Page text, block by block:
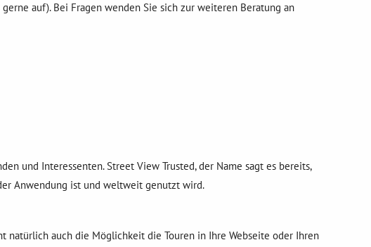
auf). Bei Fragen wenden Sie sich zur weiteren Beratung an
und Interessenten. Street View Trusted, der Name sagt es bereits,
Anwendung ist und weltweit genutzt wird.
natürlich auch die Möglichkeit die Touren in Ihre Webseite oder Ihren